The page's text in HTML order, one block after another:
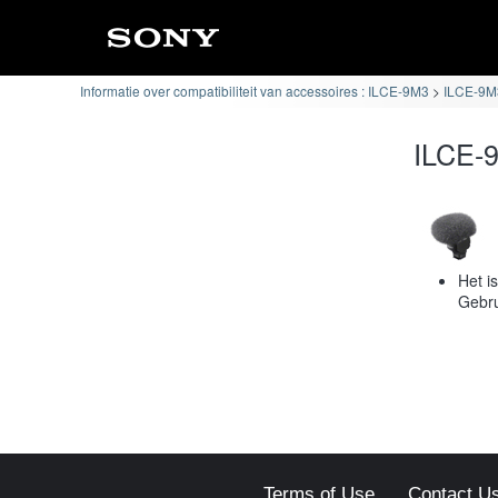
Informatie over compatibiliteit van accessoires : ILCE-9M3 ILCE-
ILCE-
Het